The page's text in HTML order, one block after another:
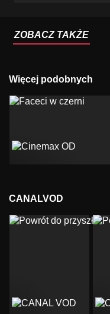
ZOBACZ TAKŻE
Więcej podobnych
CANALVOD